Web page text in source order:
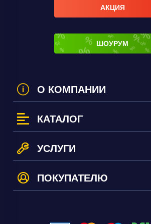
АКЦИЯ
ШОУРУМ
О КОМПАНИИ
КАТАЛОГ
УСЛУГИ
ПОКУПАТЕЛЮ